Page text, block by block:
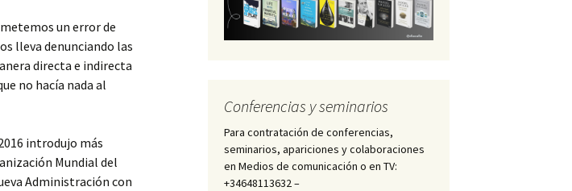
un error de
lleva denunciando las
directa e indirecta
no hacía nada al
introdujo más
Mundial del
Administración con
Conferencias y seminarios
Para contratación de conferencias,
seminarios, apariciones y colaboraciones
en Medios de comunicación o en TV:
+34648113632 –